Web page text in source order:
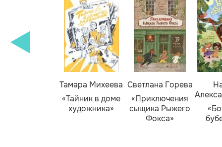
Тамара Михеева
«Тайник в доме
художника»
Светлана Горева
«Приключения
сыщика Рыжего
Фокса»